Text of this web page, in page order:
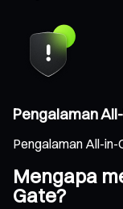
Pengalaman
Pengalaman All-in-
Mengapa
Gate?